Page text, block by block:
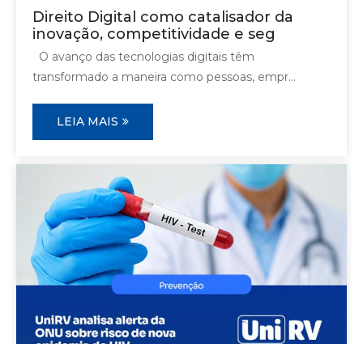
Direito Digital como catalisador da
inovação, competitividade e seg
O avanço das tecnologias digitais têm
transformado a maneira como pessoas, empr...
LEIA MAIS